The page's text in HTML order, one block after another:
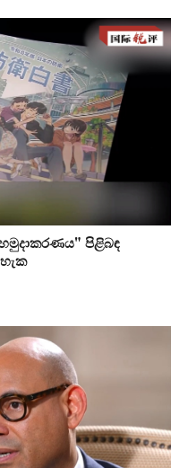
පිළිබඳ